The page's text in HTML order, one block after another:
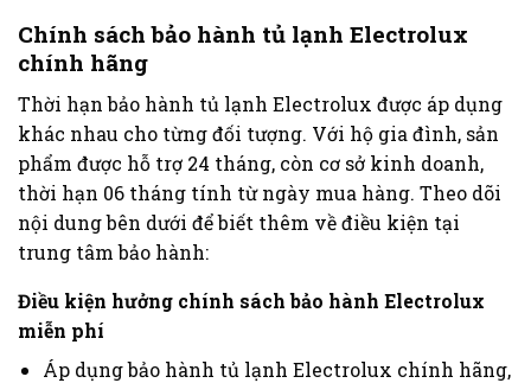
Chính sách bảo hành tủ lạnh Electrolux
chính hãng
Thời hạn bảo hành tủ lạnh Electrolux được áp dụng
khác nhau cho từng đối tượng. Với hộ gia đình, sản
phẩm được hỗ trợ 24 tháng, còn cơ sở kinh doanh,
thời hạn 06 tháng tính từ ngày mua hàng. Theo dõi
nội dung bên dưới để biết thêm về điều kiện tại
trung tâm bảo hành:
Điều kiện hưởng chính sách bảo hành Electrolux
miễn phí
Áp dụng bảo hành tủ lạnh Electrolux chính hãng,